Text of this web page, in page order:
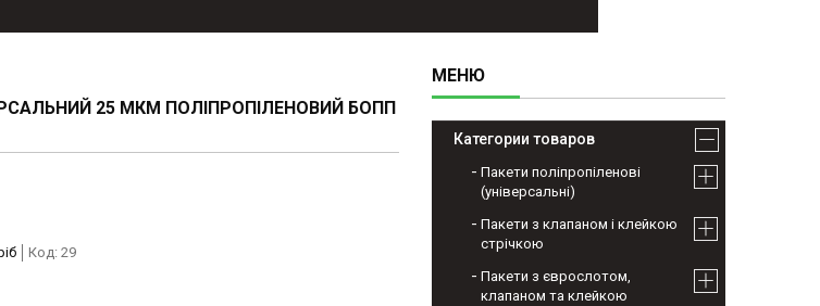
25 МКМ ПОЛІПРОПІЛЕНОВИЙ БОПП
Код: 29
Категории товаров
Пакети поліпропіленові
(універсальні)
Пакети з клапаном і клейкою
стрічкою
Пакети з єврослотом,
клапаном та клейкою